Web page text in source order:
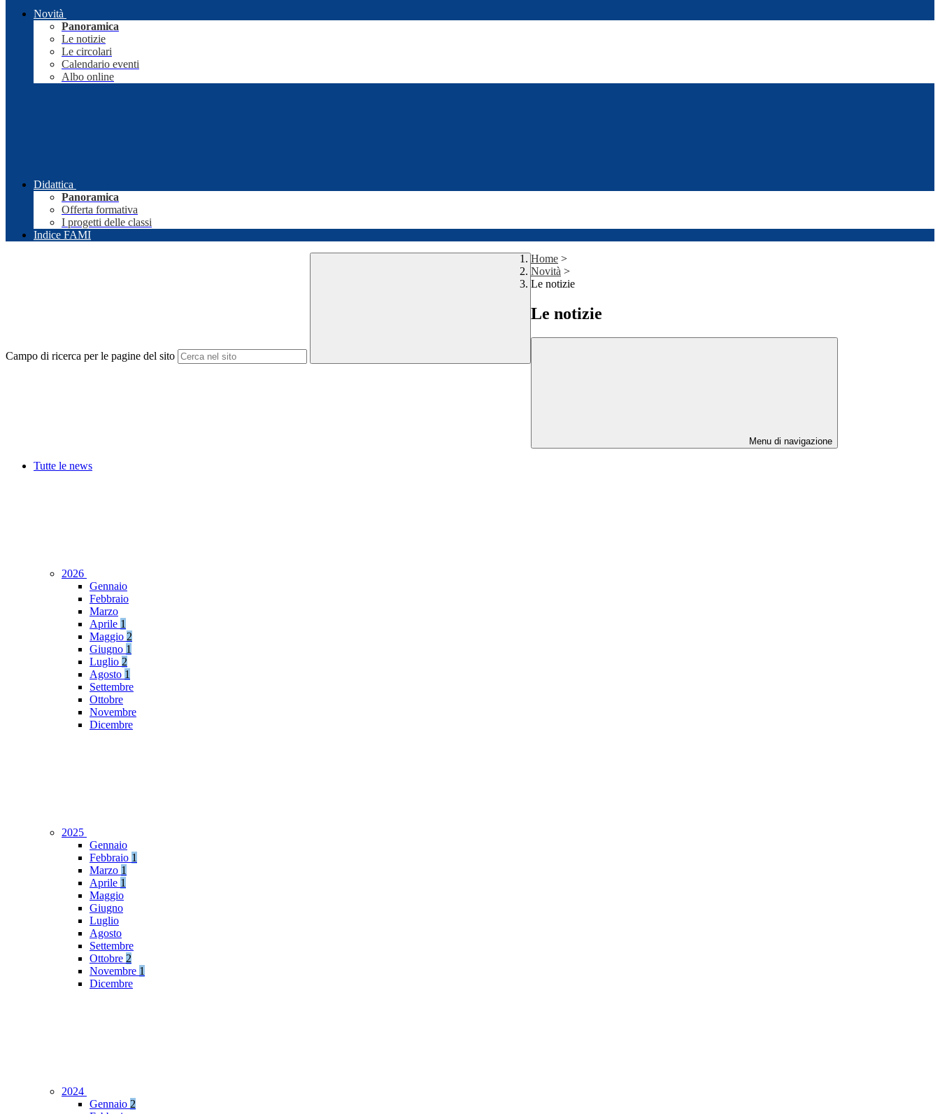
Novità
Panoramica
Le notizie
Le circolari
Calendario eventi
Albo online
Didattica
Panoramica
Offerta formativa
I progetti delle classi
Indice FAMI
Campo di ricerca per le pagine del sito
Home >
Novità >
Le notizie
Le notizie
Menu di navigazione
Tutte le news
2026
Gennaio
Febbraio
Marzo
Aprile 1
Maggio 2
Giugno 1
Luglio 2
Agosto 1
Settembre
Ottobre
Novembre
Dicembre
2025
Gennaio
Febbraio 1
Marzo 1
Aprile 1
Maggio
Giugno
Luglio
Agosto
Settembre
Ottobre 2
Novembre 1
Dicembre
2024
Gennaio 2